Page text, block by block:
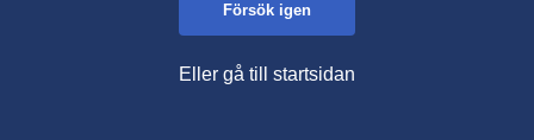
Försök igen
Eller gå till startsidan